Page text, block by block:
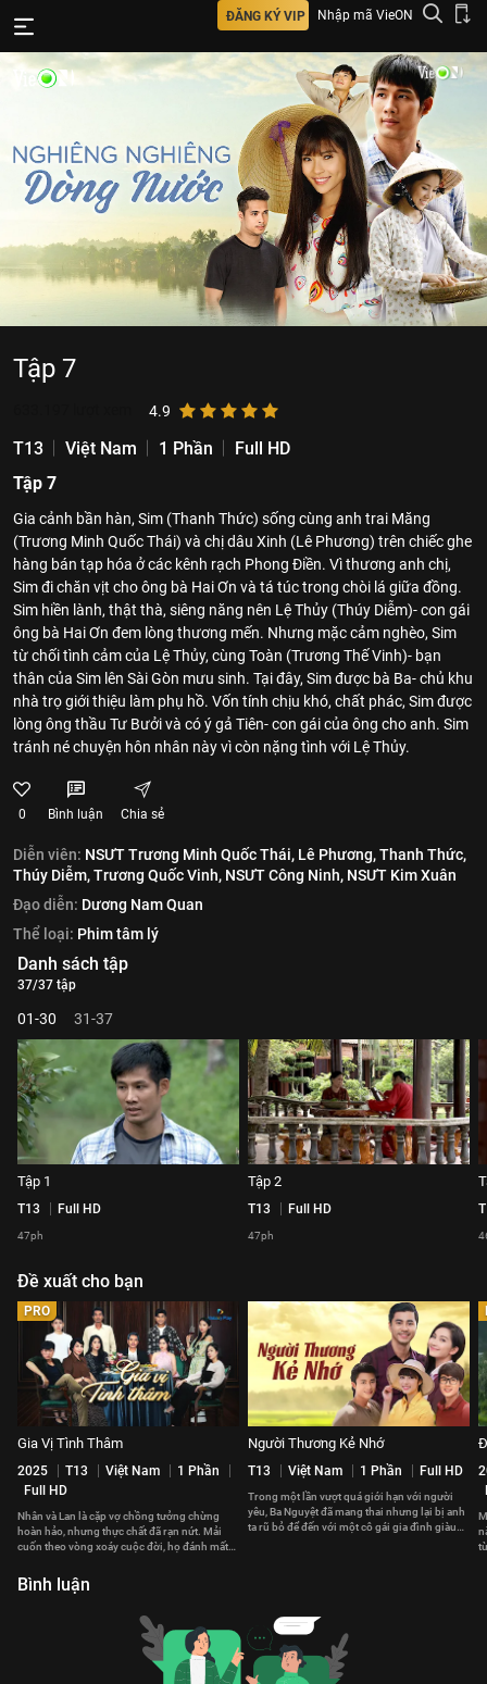
ĐĂNG KÝ VIP Nhập mã VieON
Tập 7
4.9
T13 Việt Nam 1 Phần
Full HD
Tập 7
Gia cảnh bần hàn, Sim (Thanh Thức) sống cùng anh trai Măng
(Trương Minh Quốc Thái) và chị dâu Xinh (Lê Phương) trên chiếc ghe
hàng bán tạp hóa ở các kênh rạch Phong Điền. Vì thương anh chị,
Sim đi chăn vịt cho ông bà Hai Ơn và tá túc trong chòi lá giữa đồng.
Sim hiền lành, thật thà, siêng năng nên Lệ Thủy (Thúy Diễm)- con gái
ông bà Hai Ơn đem lòng thương mến. Nhưng mặc cảm nghèo, Sim
từ chối tình cảm của Lệ Thủy, cùng Toàn (Trương Thế Vinh)- bạn
thân của Sim lên Sài Gòn mưu sinh. Tại đây, Sim được bà Ba- chủ khu
nhà trọ giới thiệu làm phụ hồ. Vốn tính chịu khó, chất phác, Sim được
lòng ông thầu Tư Bưởi và có ý gả Tiên- con gái của ông cho anh. Sim
tránh né chuyện hôn nhân này vì còn nặng tình với Lệ Thủy.
0 Bình luận Chia sẻ
Diễn viên: NSƯT Trương Minh Quốc Thái, Lê Phương,Thanh Thức,
Thúy Diễm,Trương Quốc Vinh, NSƯT Công Ninh, NSƯT Kim Xuân
Đạo diễn: Dương Nam Quan
Thể loại: Phim tâm lý
Danh sách tập
37/37 tập
01-30 31-37
Tập 1
T13 Full HD
47ph
Tập 2
T13 Full HD
47ph
Đề xuất cho bạn
PRO
Gia Vị Tình Thâm
2025 T13 Việt Nam
1 Phần
Full HD
Nhân và Lan là cặp vợ chồng tưởng chừng
hoàn hảo, nhưng thực chất đã rạn nứt. Mải
cuốn theo vòng xoáy cuộc đời, họ đánh mất
Người Thương Kẻ Nhớ
T13 Việt Nam 1 Phần Full HD
Trong một lần vượt quá giới hạn với người
yêu, Ba Nguyệt đã mang thai nhưng lại bị anh
ta rũ bỏ để đến với một cô gái gia đình giàu
Bình luận